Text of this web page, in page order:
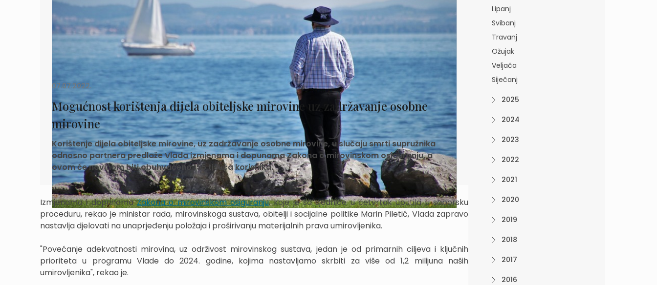
07.07.2022.
Mogućnost korištenja dijela obiteljske mirovine uz zadržavanje osobne
mirovine
Korištenje dijela obiteljske mirovine, uz zadržavanje osobne mirovine, u slučaju smrti supružnika
odnosno partnera predlaže Vlada izmjenama i dopunama Zakona o mirovinskom osiguranju, a
ovom će novinom biti obuhvaćeno 155 tisuća korisnika.
Izmjenama i dopunamaZakona o mirovinskom osiguranju, koje je sa sjednice u četvrtak uputila u saborsku
proceduru, rekao je ministar rada, mirovinskoga sustava, obitelji i socijalne politike Marin Piletić, Vlada zapravo
nastavlja djelovati na unaprjeđenju položaja i proširivanju materijalnih prava umirovljenika.
"Povećanje adekvatnosti mirovina, uz održivost mirovinskog sustava, jedan je od primarnih ciljeva i ključnih
prioriteta u programu Vlade do 2024. godine, kojima nastavljamo skrbiti za više od 1,2 milijuna naših
umirovljenika", rekao je.
Lipanj
Svibanj
Travanj
Ožujak
Veljača
Siječanj
2025
2024
2023
2022
2021
2020
2019
2018
2017
2016